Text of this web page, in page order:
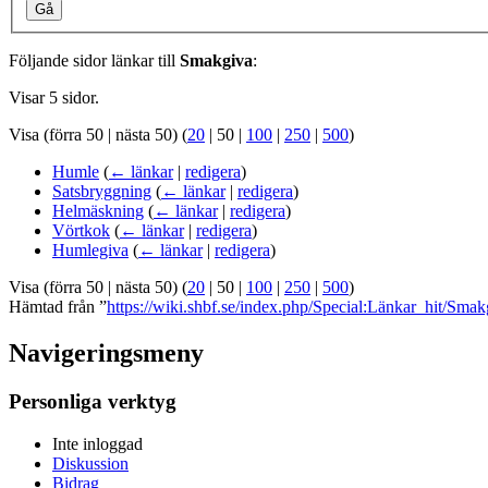
Gå
Följande sidor länkar till Smakgiva:
Visar 5 sidor.
Visa (förra 50 | nästa 50) (20 | 50 | 100 | 250 | 500)
Humle (← länkar| redigera)
Satsbryggning (← länkar| redigera)
Helmäskning (← länkar| redigera)
Vörtkok (← länkar| redigera)
Humlegiva (← länkar| redigera)
Visa (förra 50 | nästa 50) (20 | 50 | 100 | 250 | 500)
Hämtad från ”https://wiki.shbf.se/index.php/Special:Länkar_hit/
Navigeringsmeny
Personliga verktyg
Inte inloggad
Diskussion
Bidrag